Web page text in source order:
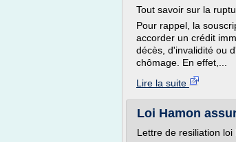
Tout savoir sur la
Pour rappel, la
accorder un crédit
décès, d'invalidité ou
chômage. En effet,...
Lire la suite
Loi Hamon
Lettre de resiliation loi